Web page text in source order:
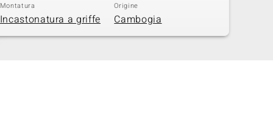
Montatura
Incastonatura a griffe
Origine
Cambogia